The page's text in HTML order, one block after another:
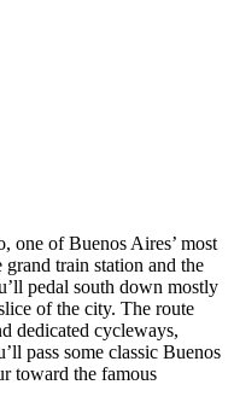
one of Buenos Aires’ most
train station and the
pedal south down mostly
of the city. The route
dedicated cycleways,
pass some classic Buenos
toward the famous